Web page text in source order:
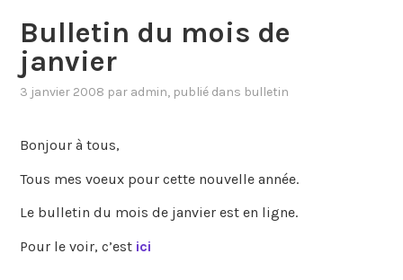
Bulletin du mois de
janvier
3 janvier 2008 par admin, publié dans bulletin
Bonjour à tous,
Tous mes voeux pour cette nouvelle année.
Le bulletin du mois de janvier est en ligne.
Pour le voir, c’est ici